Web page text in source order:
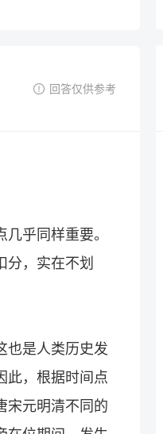
回答仅供参考
乎同样重要。
分，实在不划
也是人类历史发
此，根据时间点
宋元明清不同的